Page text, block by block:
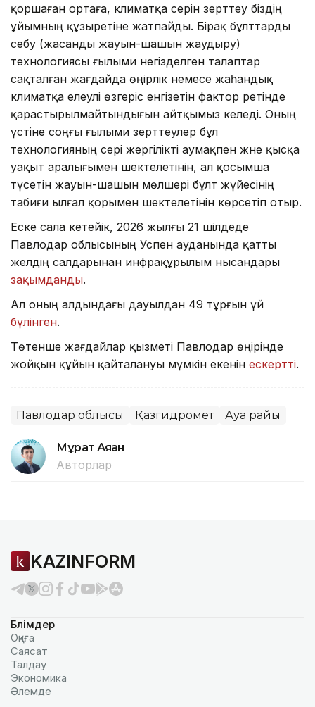
қоршаған ортаға, климатқа әсерін зерттеу біздің
ұйымның құзыретіне жатпайды. Бірақ бұлттарды
себу (жасанды жауын-шашын жаудыру)
технологиясы ғылыми негізделген талаптар
сақталған жағдайда өңірлік немесе жаһандық
климатқа елеулі өзгеріс енгізетін фактор ретінде
қарастырылмайтындығын айтқымыз келеді. Оның
үстіне соңғы ғылыми зерттеулер бұл
технологияның әсері жергілікті аумақпен және қысқа
уақыт аралығымен шектелетінін, ал қосымша
түсетін жауын-шашын мөлшері бұлт жүйесінің
табиғи ылғал қорымен шектелетінін көрсетіп отыр.
Еске сала кетейік, 2026 жылғы 21 шілдеде
Павлодар облысының Успен ауданында қатты
желдің салдарынан инфрақұрылым нысандары
зақымданды.
Ал оның алдындағы дауылдан 49 тұрғын үй
бүлінген.
Төтенше жағдайлар қызметі Павлодар өңірінде
жойқын құйын қайталануы мүмкін екенін ескертті.
Павлодар облысы Қазгидромет Ауа райы
Мұрат Аяған
Авторлар
KAZINFORM
Бөлімдер
Оқиға
Саясат
Талдау
Экономика
Әлемде